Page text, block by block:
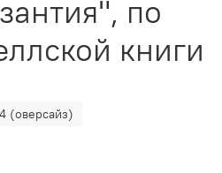
по
книги
(оверсайз)